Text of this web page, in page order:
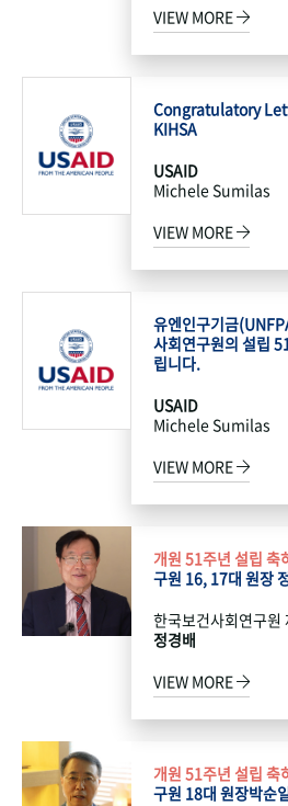
VIEW MORE
Congratulatory
KIHSA
USAID
Michele Sumilas
VIEW MORE
유엔인구기금
사회연구원의 설립
립니다.
USAID
Michele Sumilas
VIEW MORE
개원 51주년 설립 축
구원 16, 17대 원장
한국보건사회연구
정경배
VIEW MORE
개원 51주년 설립 축
구원 18대 원장박순